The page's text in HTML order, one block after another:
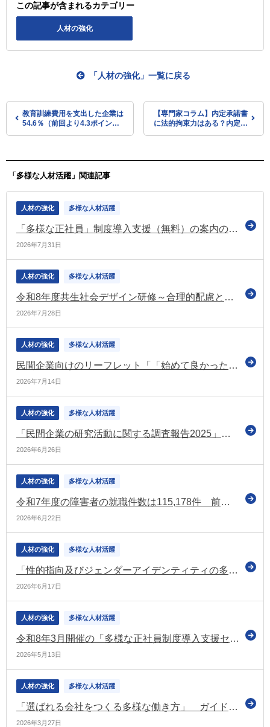
この記事が含まれるカテゴリー
人材の強化
教育訓練費用を支出した企業は
54.6％（前回より4.3ポイント
「人材の強化」一覧に戻る
【専門家コラム】内定承諾書
に法的拘束力はある？内定辞
「多様な人材活躍」関連記事
人材の強化 多様な人材活躍
「多様な正社員」制度導入支援（無料）の案内のリーフレットを更新（多様な働き方の実現応援サイト）
2026年7月31日
人材の強化 多様な人材活躍
令和8年度共生社会デザイン研修～合理的配慮と雇用率引上げへの対応～をオンライン開催（経産省）
2026年7月28日
人材の強化 多様な人材活躍
民間企業向けのリーフレット「「始めて良かった。」が見つかる官民人事交流」を公表（内閣府）
2026年7月14日
人材の強化 多様な人材活躍
「民間企業の研究活動に関する調査報告2025」を公表（文科省）
2026年6月26日
人材の強化 多様な人材活躍
令和7年度の障害者の就職件数は115,178件 前年度に比べわずかに減少（厚労省の調査）
2026年6月22日
人材の強化 多様な人材活躍
「性的指向及びジェンダーアイデンティティの多様性に関する国民の理解の増進に関する基本的な計画」を閣議決定（内閣府）
2026年6月17日
人材の強化 多様な人材活躍
令和8年3月開催の「多様な正社員制度導入支援セミナー」の資料・動画をアップロード（多様な働き方の実現応援サイト）
2026年5月13日
人材の強化 多様な人材活躍
「選ばれる会社をつくる多様な働き方」 ガイドブックなどを公表（多様な働き方の実現応援サイト）
2026年3月27日